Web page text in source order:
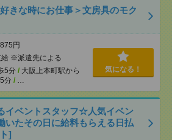
きな時にお仕事＞文房具のモク
円
※派遣先による
5分 / 大阪上本町駅から
分 / …
気になる！
イベントスタッフ☆人気イベン
いたその日に給料もらえる日払
]